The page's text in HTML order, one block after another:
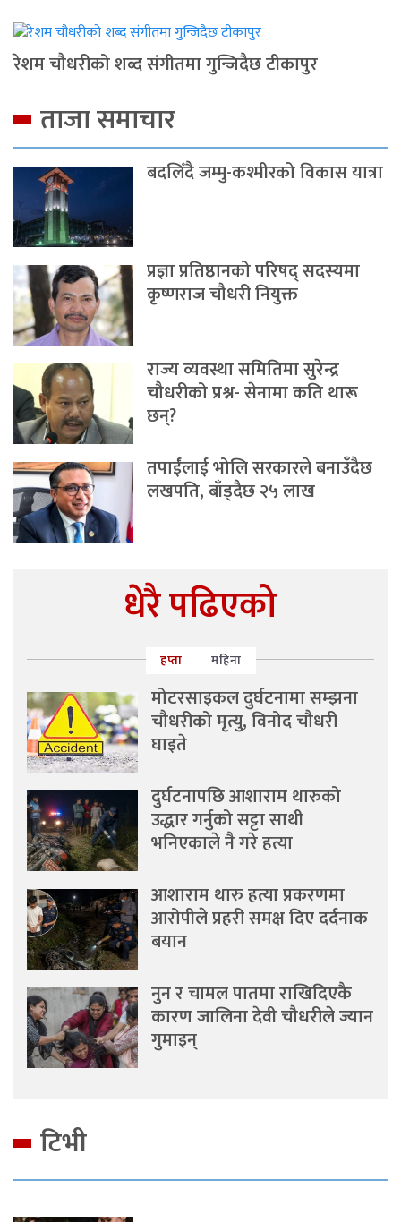
रेशम चौधरीको शब्द संगीतमा गुन्जिदैछ टीकापुर
ताजा समाचार
बदलिँदै जम्मु-कश्मीरको विकास यात्रा
प्रज्ञा प्रतिष्ठानको परिषद् सदस्यमा
कृष्णराज चौधरी नियुक्त
राज्य व्यवस्था समितिमा सुरेन्द्र
चौधरीको प्रश्न- सेनामा कति थारू
छन्?
तपाईंलाई भोलि सरकारले बनाउँदैछ
लखपति, बाँड्दैछ २५ लाख
धेरै पढिएको
हप्ता महिना
मोटरसाइकल दुर्घटनामा सम्झना
चौधरीको मृत्यु, विनोद चौधरी
घाइते
दुर्घटनापछि आशाराम थारुको
उद्धार गर्नुको सट्टा साथी
भनिएकाले नै गरे हत्या
आशाराम थारु हत्या प्रकरणमा
आरोपीले प्रहरी समक्ष दिए दर्दनाक
बयान
नुन र चामल पातमा राखिदिएकै
कारण जालिना देवी चौधरीले ज्यान
गुमाइन्
टिभी